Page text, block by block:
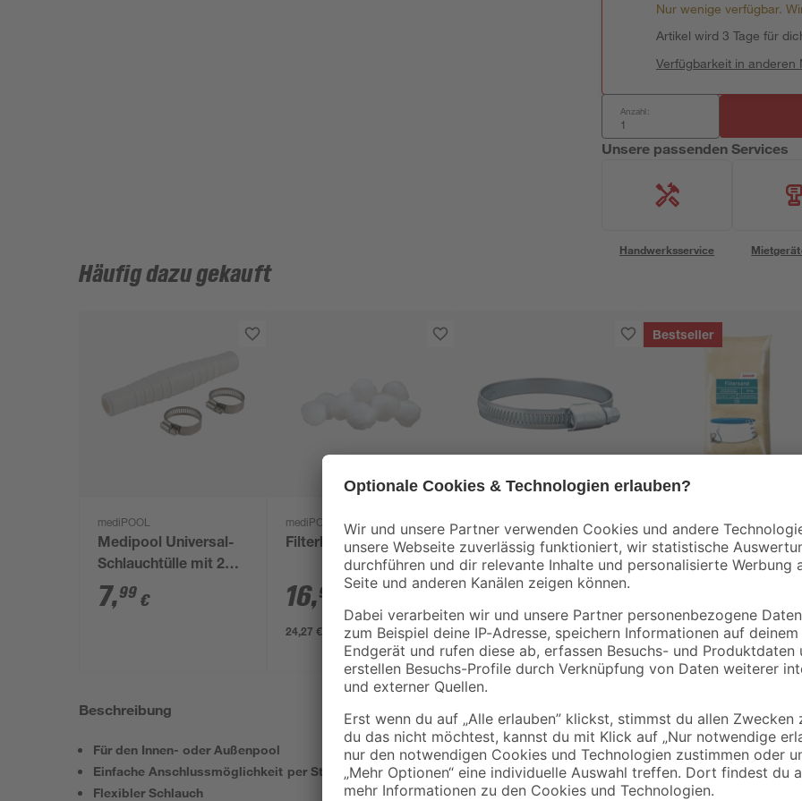
Nur wenige verfügbar.
Artikel wird 3 Tage für
Verfügbarkeit in anderen
Anzahl:
Unsere passenden Services
Handwerksservice
Häufig dazu gekauft
mediPOOL
Medipool Universal-
Schlauchtülle mit 2
Schellen Ø 32 und 38
mm
7,99 €
mediPOOL
Filterballs 700 g
16,99
24,27 € / Kilogramm
Schlauchklemmen 2
Stück Ø 25 - 40 mm
3,29
Bestseller
toom
Filtersand für
Sandfilteranlagen
0,48 € / Kilogramm
Beschreibung
Für den Innen- oder Außenpool
Einfache Anschlussmöglichkeit per Steckmontage
Flexibler Schlauch